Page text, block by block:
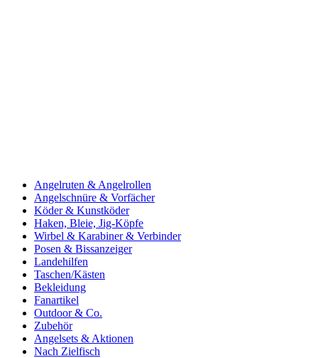
Angelruten & Angelrollen
Angelschnüre & Vorfächer
Köder & Kunstköder
Haken, Bleie, Jig-Köpfe
Wirbel & Karabiner & Verbinder
Posen & Bissanzeiger
Landehilfen
Taschen/Kästen
Bekleidung
Fanartikel
Outdoor & Co.
Zubehör
Angelsets & Aktionen
Nach Zielfisch